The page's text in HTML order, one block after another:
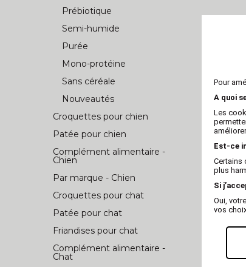
Prébiotique
Semi-humide
Purée
Mono-protéine
Sans céréale
Nouveautés
Croquettes pour chien
Patée pour chien
Complément alimentaire -
Chien
Par marque - Chien
Croquettes pour chat
Patée pour chat
Friandises pour chat
Complément alimentaire -
Chat
Pour
A quoi
Les
Est-ce
Certains
plus
Si
Oui,
vos